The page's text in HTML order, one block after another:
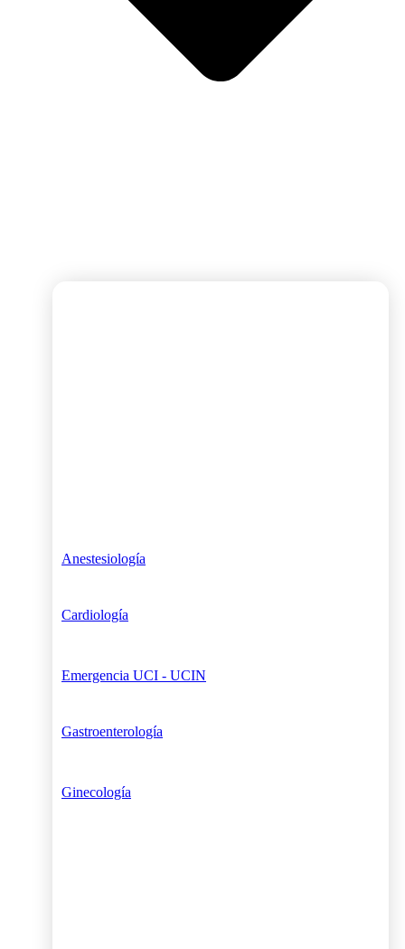
Anestesiología
Cardiología
Emergencia UCI - UCIN
Gastroenterología
Ginecología